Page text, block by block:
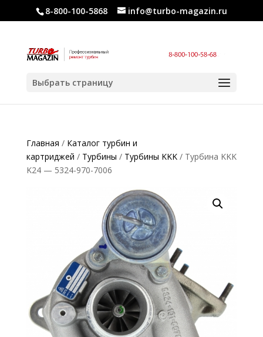
8-800-100-5868 info@turbo-magazin.ru
Выбрать страницу
Главная / Каталог турбин и
картриджей / Турбины / Турбины KKK/ Турбина KKK
K24 — 5324-970-7006